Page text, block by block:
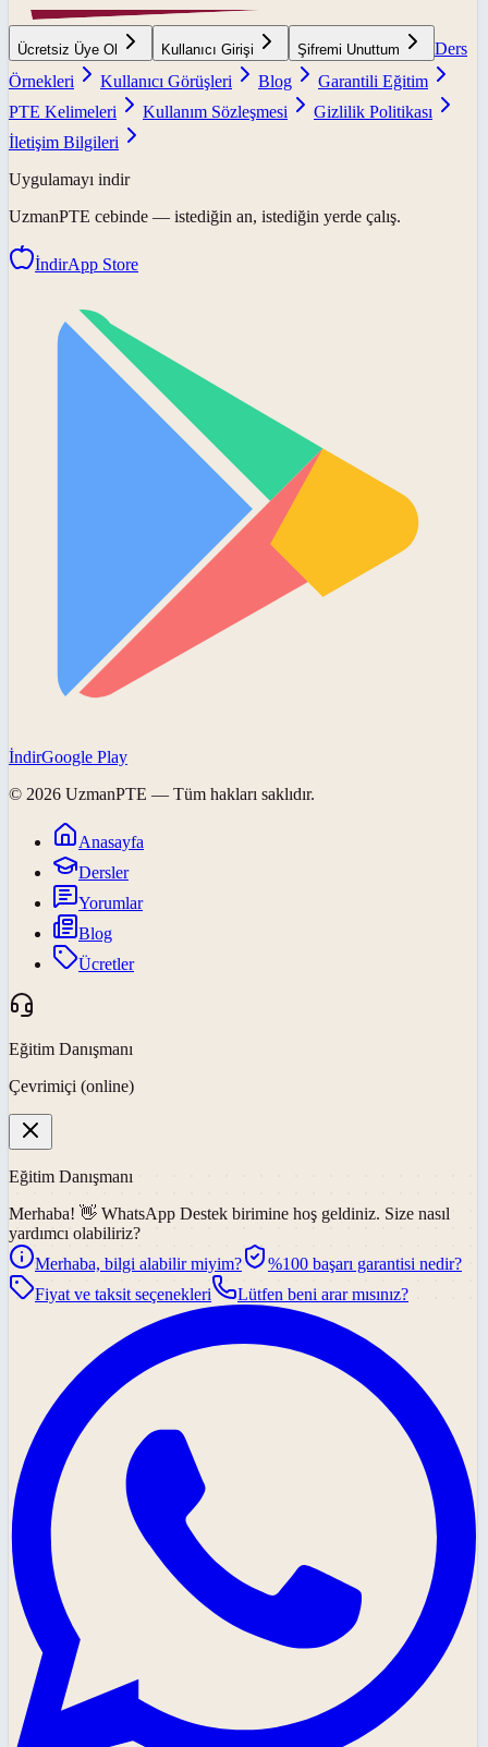
Ücretsiz Üye Ol Kullanıcı Girişi Şifremi Unuttum
Ders
Örnekleri
Kullanıcı Görüşleri Blog
Garantili Eğitim
PTE Kelimeleri
Kullanım Sözleşmesi
Gizlilik Politikası
İletişim Bilgileri
Uygulamayı indir
UzmanPTE cebinde — istediğin an, istediğin yerde çalış.
İndirApp Store
İndirGoogle Play
© 2026 UzmanPTE — Tüm hakları saklıdır.
Anasayfa
Dersler
Yorumlar
Blog
Ücretler
Eğitim Danışmanı
Çevrimiçi (online)
Eğitim Danışmanı
Merhaba! 👋 WhatsApp Destek birimine hoş geldiniz. Size nasıl
yardımcı olabiliriz?
Merhaba, bilgi alabilir miyim?
%100 başarı garantisi nedir?
Fiyat ve taksit seçenekleri
Lütfen beni arar mısınız?